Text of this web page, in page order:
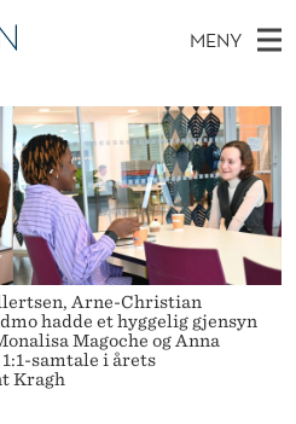
MENY
Arne-Christian
hadde et hyggelig gjensyn
Magoche og Anna
samtale i årets
Kragh